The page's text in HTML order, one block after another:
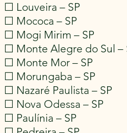
☐ Louveira – SP
☐ Mococa – SP
☐ Mogi Mirim – SP
☐ Monte Alegre do Sul –
☐ Monte Mor – SP
☐ Morungaba – SP
☐ Nazaré Paulista – SP
☐ Nova Odessa – SP
☐ Paulínia – SP